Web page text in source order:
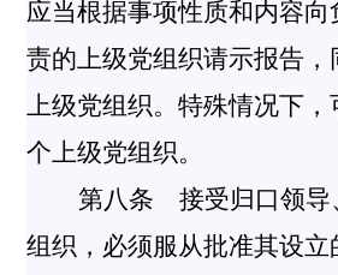
应当根据事项性质和内容
责的上级党组织请示报告，
上级党组织。特殊情况下，
个上级党组织。
第八条 接受归口领导
组织，必须服从批准其设立